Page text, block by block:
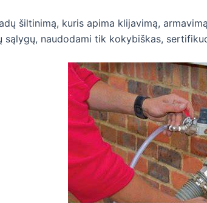
šiltinimą, kuris apima klijavimą,
sąlygų, naudodami tik kokybiškas,